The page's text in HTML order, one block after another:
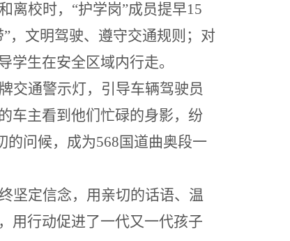
离校时， “护学岗”成员提早15
，文明驾驶、遵守交通规则；对
生在安全区域内行走。
交通警示灯，引导车辆驾驶员
车主看到他们忙碌的身影，纷
的问候，成为568国道曲奥段一
坚定信念，用亲切的话语、温
用行动促进了一代又一代孩子